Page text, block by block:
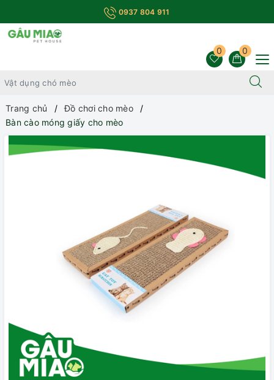
0937 804 911
0
0
Trang chủ
Đồ chơi cho mèo
Bàn cào móng giấy cho mèo